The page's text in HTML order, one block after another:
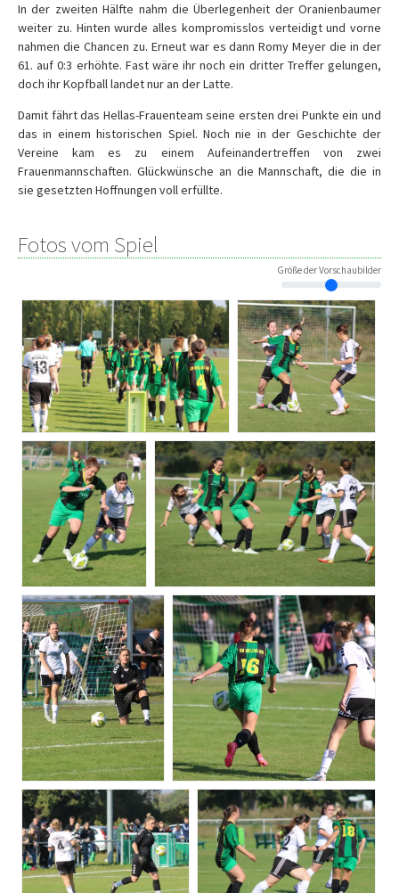
In der zweiten Hälfte nahm die Überlegenheit der Oranienbaumer
weiter zu. Hinten wurde alles kompromisslos verteidigt und vorne
nahmen die Chancen zu. Erneut war es dann Romy Meyer die in der
61. auf 0:3 erhöhte. Fast wäre ihr noch ein dritter Treffer gelungen,
doch ihr Kopfball landet nur an der Latte.
Damit fährt das Hellas-Frauenteam seine ersten drei Punkte ein und
das in einem historischen Spiel. Noch nie in der Geschichte der
Vereine kam es zu einem Aufeinandertreffen von zwei
Frauenmannschaften. Glückwünsche an die Mannschaft, die die in
sie gesetzten Hoffnungen voll erfüllte.
Fotos vom Spiel
Größe der Vorschaubilder